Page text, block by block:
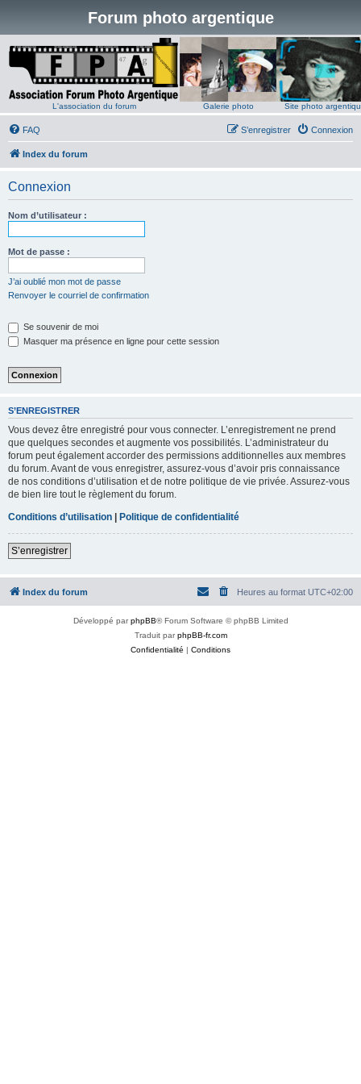
Forum photo argentique
L'association du forum Galerie photo Site photo
FAQ Connexion
S’enregistrer
Index du forum
Connexion
Nom d’utilisateur :
Mot de passe :
J’ai oublié mon mot de passe
Renvoyer le courriel de confirmation
Se souvenir de moi
Masquer ma présence en ligne pour cette session
S’ENREGISTRER
Vous devez être enregistré pour vous connecter. L’enregistrement ne prend
que quelques secondes et augmente vos possibilités. L’administrateur du
forum peut également accorder des permissions additionnelles aux membres
du forum. Avant de vous enregistrer, assurez-vous d’avoir pris connaissance
de nos conditions d’utilisation et de notre politique de vie privée. Assurez-vous
de bien lire tout le règlement du forum.
Conditions d’utilisation | Politique de confidentialité
S’enregistrer
Index du forum Heures au format UTC+02:00
Développé parphpBB® Forum Software © phpBB Limited
Traduit parphpBB-fr.com
Confidentialité | Conditions